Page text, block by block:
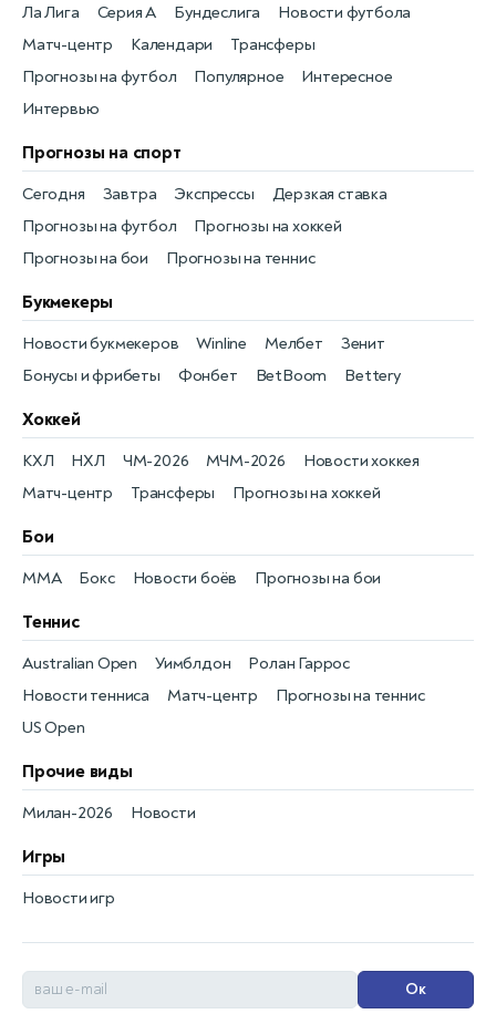
Новости футбола
Матч-центр Календари Трансферы
Прогнозы на футбол Популярное
Ла Лига
Интересное
Серия А
Интервью
Бундеслига
Прогнозы на спорт
Прогнозы на футбол
Сегодня
Прогнозы на хоккей
Завтра
Прогнозы на бои
Экспрессы
Прогнозы на теннис
Дерзкая ставка
Букмекеры
Бонусы и фрибеты
Новости букмекеров
Фонбет
Winline
BetBoom
Мелбет
Bettery
Зенит
Хоккей
Новости хоккея
КХЛ
Матч-центр
НХЛ
Трансферы
ЧМ-2026
Прогнозы на хоккей
МЧМ-2026
Бои
Новости боёв
MMA Прогнозы на бои
Бокс
Теннис
Новости тенниса
Australian Open
Матч-центр
Уимблдон
Прогнозы на теннис
Ролан Гаррос
US Open
Прочие виды
Новости
Милан-2026
Игры
Новости игр
Ок